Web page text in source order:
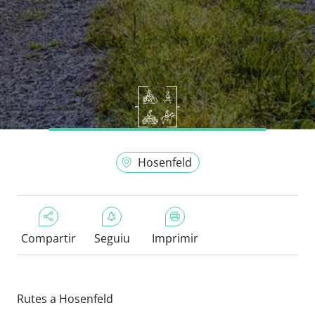
Hosenfeld
Compartir Seguiu Imprimir
Rutes a Hosenfeld